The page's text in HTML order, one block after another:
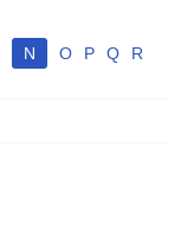
N O P Q
R